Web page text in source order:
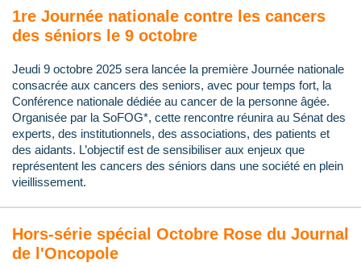
1re Journée nationale contre les cancers
des séniors le 9 octobre
Jeudi 9 octobre 2025 sera lancée la première Journée nationale
consacrée aux cancers des seniors, avec pour temps fort, la
Conférence nationale dédiée au cancer de la personne âgée.
Organisée par la SoFOG*, cette rencontre réunira au Sénat des
experts, des institutionnels, des associations, des patients et
des aidants. L’objectif est de sensibiliser aux enjeux que
représentent les cancers des séniors dans une société en plein
vieillissement.
Hors-série spécial Octobre Rose du Journal
de l'Oncopole